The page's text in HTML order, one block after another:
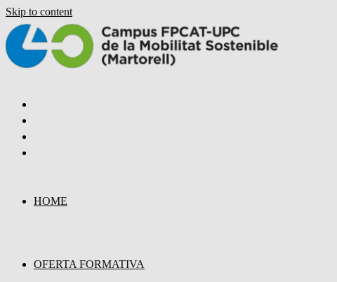
Skip to content
HOME
OFERTA FORMATIVA